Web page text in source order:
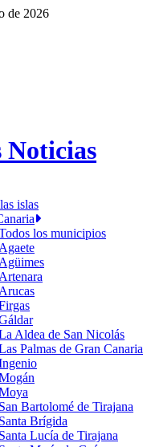
de 2026
Noticias
islas
los municipios
Agaete
Agüimes
Artenara
Arucas
Aldea de San Nicolás
Palmas de Gran Canaria
San Bartolomé de Tirajana
Santa Brígida
Santa Lucía de Tirajana